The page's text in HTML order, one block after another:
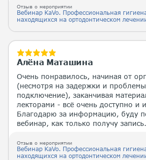
Отзыв о мероприятии
Вебинар KaVo. Профессиональная
находящихся на ортодонтическом
Алёна Маташина
Очень понравилось, начиная от
(несмотря на задержки и
подключение), заканчивая
лекторами - всё очень доступно и
Благодарю за информацию, буду
вебинар, как только получу запись.
Отзыв о мероприятии
Вебинар KaVo. Профессиональная
находящихся на ортодонтическом